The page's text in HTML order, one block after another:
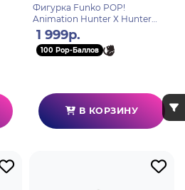
Фигурка Funko POP!
Animation Hunter Х Hunter
Ging Freecss (1725) 80346
1 999р.
100 Pop-Баллов
В КОРЗИНУ